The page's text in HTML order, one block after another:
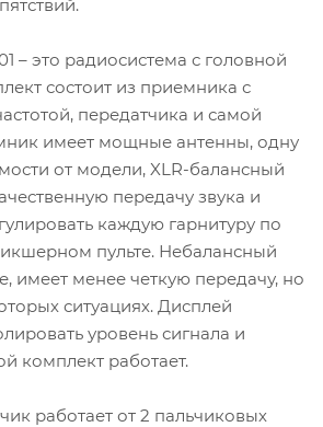
– это радиосистема с головной
состоит из приемника с
передатчика и самой
имеет мощные антенны, одну
от модели, XLR-балансный
передачу звука и
каждую гарнитуру по
пульте. Небалансный
имеет менее четкую передачу, но
ситуациях. Дисплей
уровень сигнала и
комплект работает.
работает от 2 пальчиковых